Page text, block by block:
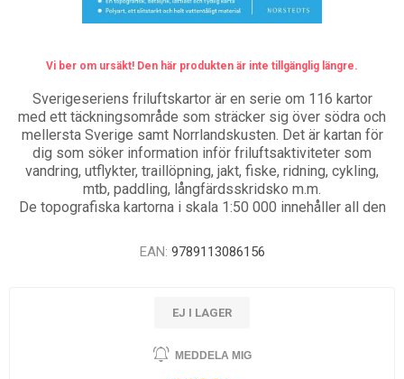
Vi ber om ursäkt! Den här produkten är inte tillgänglig längre.
Sverigeseriens friluftskartor är en serie om 116 kartor
med ett täckningsområde som sträcker sig över södra och
mellersta Sverige samt Norrlandskusten. Det är kartan för
dig som söker information inför friluftsaktiviteter som
vandring, utflykter, traillöpning, jakt, fiske, ridning, cykling,
mtb, paddling, långfärdsskridsko m.m.
De topografiska kartorna i skala 1:50 000 innehåller all den
EAN: 9789113086156
EJ I LAGER
MEDDELA MIG